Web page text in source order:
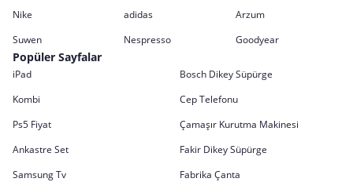
Nike adidas
Arzum
Suwen
Nespresso Goodyear
Popüler Sayfalar
iPad
Bosch Dikey Süpürge
Kombi
Cep Telefonu
Ps5 Fiyat
Çamaşır Kurutma Makinesi
Ankastre Set
Fakir Dikey Süpürge
Samsung Tv
Fabrika Çanta